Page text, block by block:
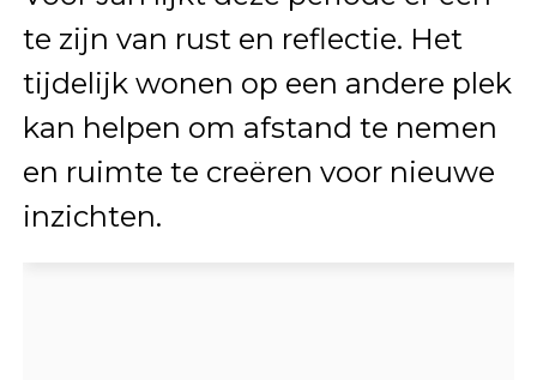
te zijn van rust en reflectie. Het
tijdelijk wonen op een andere plek
kan helpen om afstand te nemen
en ruimte te creëren voor nieuwe
inzichten.